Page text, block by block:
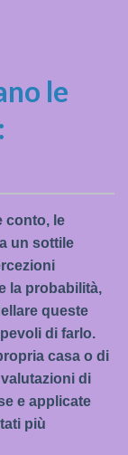
le
conto, le
un sottile
la probabilità,
queste
di farlo.
casa o di
di
e applicate
più